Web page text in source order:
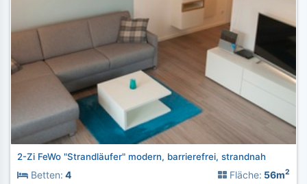
2-Zi FeWo "Strandläufer" modern, barrierefrei, strandnah
Betten: 4 Fläche: 56m2